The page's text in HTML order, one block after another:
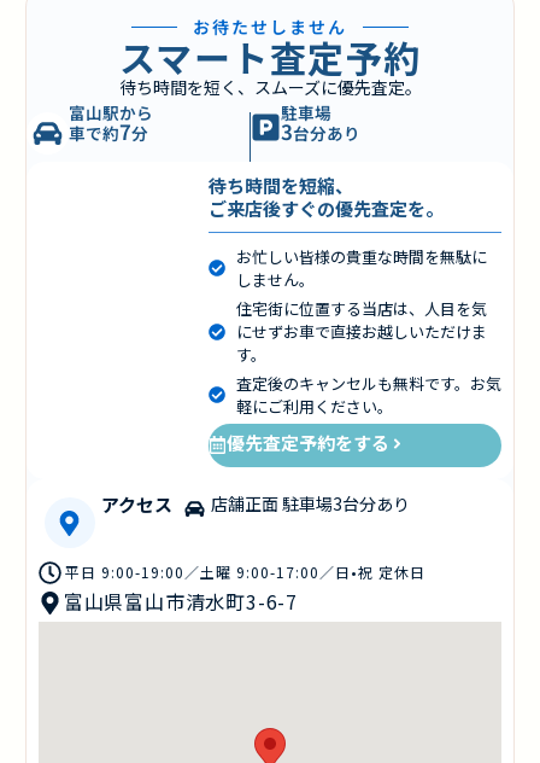
お待たせしません
スマート査定予約
待ち時間を短く、スムーズに優先査定。
富山駅から
車で約7分
駐車場
3台分あり
待ち時間を短縮、
ご来店後すぐの優先査定を。
お忙しい皆様の貴重な時間を無駄に
しません。
住宅街に位置する当店は、人目を気
にせずお車で直接お越しいただけま
す。
査定後のキャンセルも無料です。お気
軽にご利用ください。
優先査定予約をする
アクセス 店舗正面 駐車場3台分あり
平日 9:00-19:00／土曜 9:00-17:00／日•祝 定休日
富山県富山市清水町3-6-7